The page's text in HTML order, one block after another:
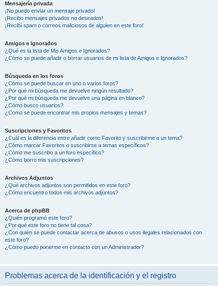
Mensajería privada
¡No puedo enviar un mensaje privado!
¡Recibo mensajes privados no deseados!
¡Recibí spam o correos maliciosos de alguien en este foro!
Amigos e Ignorados
¿Qué es la lista de Mis Amigos e Ignorados?
¿Cómo se puede añadir o borrar usuarios de mi lista de Amigos e Ignorados?
Búsqueda en los foros
¿Cómo se puede buscar en uno o varios foros?
¿Por qué mi búsqueda me devuelve ningún resultado?
¿Por qué mi búsqueda me devuelve una página en blanco?
¿Cómo busco usuarios?
¿Como se puede encontrar mis propios mensajes y temas?
Suscripciones y Favoritos
¿Cuál es la diferencia entre añadir como Favorito y suscribirme a un tema?
¿Cómo marcar Favoritos o suscribirse a temas específicos?
¿Cómo me suscribo a un foro específico?
¿Cómo borro mis suscripciones?
Archivos Adjuntos
¿Qué archivos adjuntos son permitidos en este foro?
¿Cómo encuentro todos mis archivos adjuntos?
Acerca de phpBB
¿Quién programó este foro?
¿Por qué este foro no tiene tal cosa?
¿Con quién se puede contactar acerca de abusos o usos ilegales relacionados con
este foro?
¿Cómo puedo ponerme en contacto con un Administrador?
Problemas acerca de la identificación y el registro